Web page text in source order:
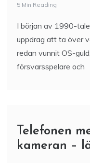
5 Min Reading
I början av 1990-
uppdrag att ta över
redan vunnit OS-
försvarsspelare och
Telefonen
kameran –